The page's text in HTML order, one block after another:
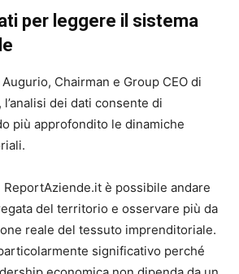
per leggere il sistema
Chairman e Group CEO di
l’analisi dei dati consente di
più approfondito le dinamiche
ReportAziende.it è possibile andare
del territorio e osservare più da
reale del tessuto imprenditoriale.
significativo perché